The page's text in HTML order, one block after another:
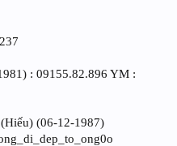
: 09155.82.896 YM :
(06-12-1987)